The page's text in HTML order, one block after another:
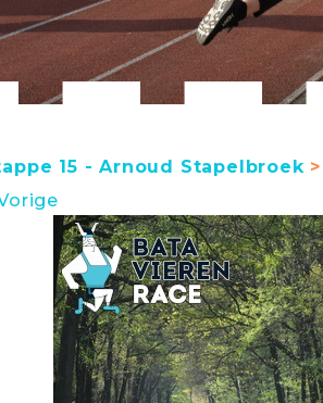
15 - Arnoud Stapelbroek>